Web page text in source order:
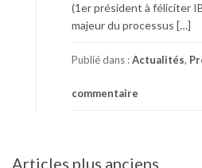
(1er président à féliciter
majeur du processus […]
Publié dans :Actualités,
commentaire
Articles plus anciens